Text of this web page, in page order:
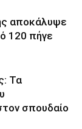
αποκάλυψε
120 πήγε
Τα
σπουδαίο